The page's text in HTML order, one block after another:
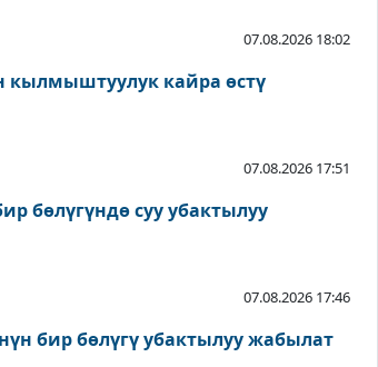
07.08.2026 18:02
кайра өстү
07.08.2026 17:51
бөлүгүндө суу убактылуу
07.08.2026 17:46
бир бөлүгү убактылуу жабылат